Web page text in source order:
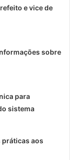
e vice de
sobre
para
sistema
práticas aos